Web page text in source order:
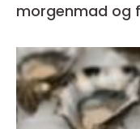
morgenmad og